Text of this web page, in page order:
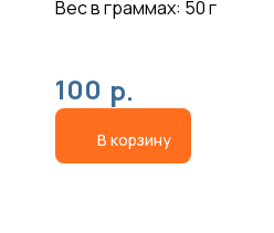
Вес в граммах: 50 г
100 р.
В корзину